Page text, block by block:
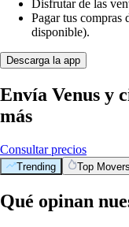
Disfrutar de las
Pagar tus compras
disponible).
Descarga la app
Envía Venus y
más
Consultar precios
Trending Top Movers
Qué opinan